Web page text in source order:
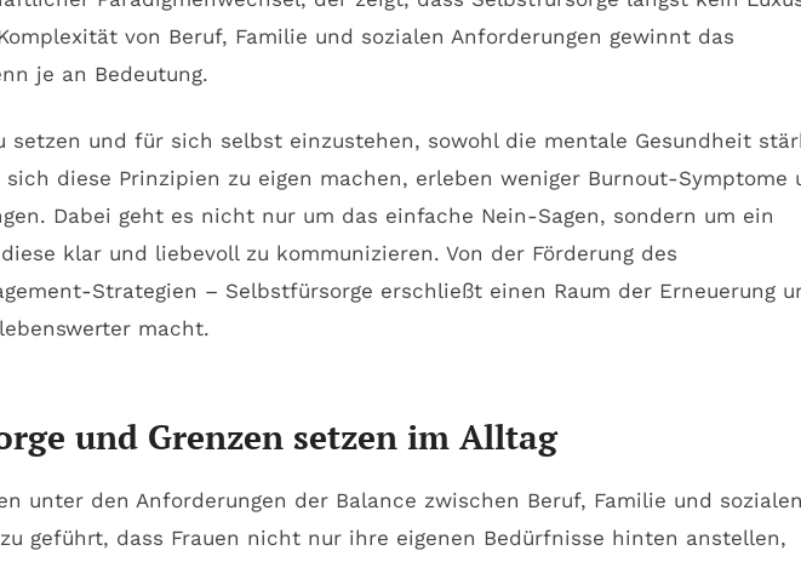
von Beruf, Familie und sozialen Anforderungen gewinnt das
je an Bedeutung.
setzen und für sich selbst einzustehen, sowohl die mentale Gesundheit
diese Prinzipien zu eigen machen, erleben weniger Burnout-Symptome
Dabei geht es nicht nur um das einfache Nein-Sagen, sondern um ein
klar und liebevoll zu kommunizieren. Von der Förderung des
Strategien – Selbstfürsorge erschließt einen Raum der Erneuerung
macht.
und Grenzen setzen im Alltag
unter den Anforderungen der Balance zwischen Beruf, Familie und
geführt, dass Frauen nicht nur ihre eigenen Bedürfnisse hinten anstellen,